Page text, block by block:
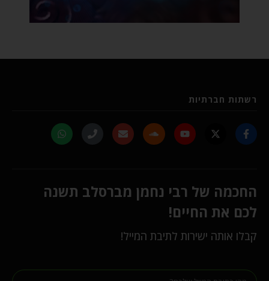
רשתות חברתיות
החכמה של רבי נחמן מברסלב תשנה
לכם את החיים!
קבלו אותה ישירות לתיבת המייל!